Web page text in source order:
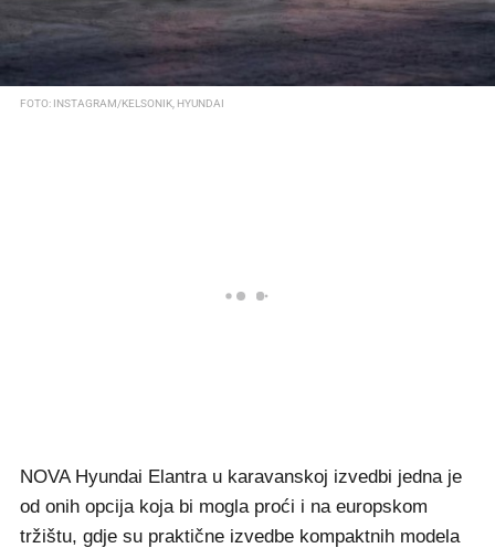
FOTO: INSTAGRAM/KELSONIK, HYUNDAI
NOVA Hyundai Elantra u karavanskoj izvedbi jedna je
od onih opcija koja bi mogla proći i na europskom
tržištu, gdje su praktične izvedbe kompaktnih modela